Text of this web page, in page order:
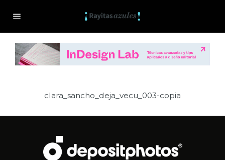
clara_sancho_deja_vecu_003-copia